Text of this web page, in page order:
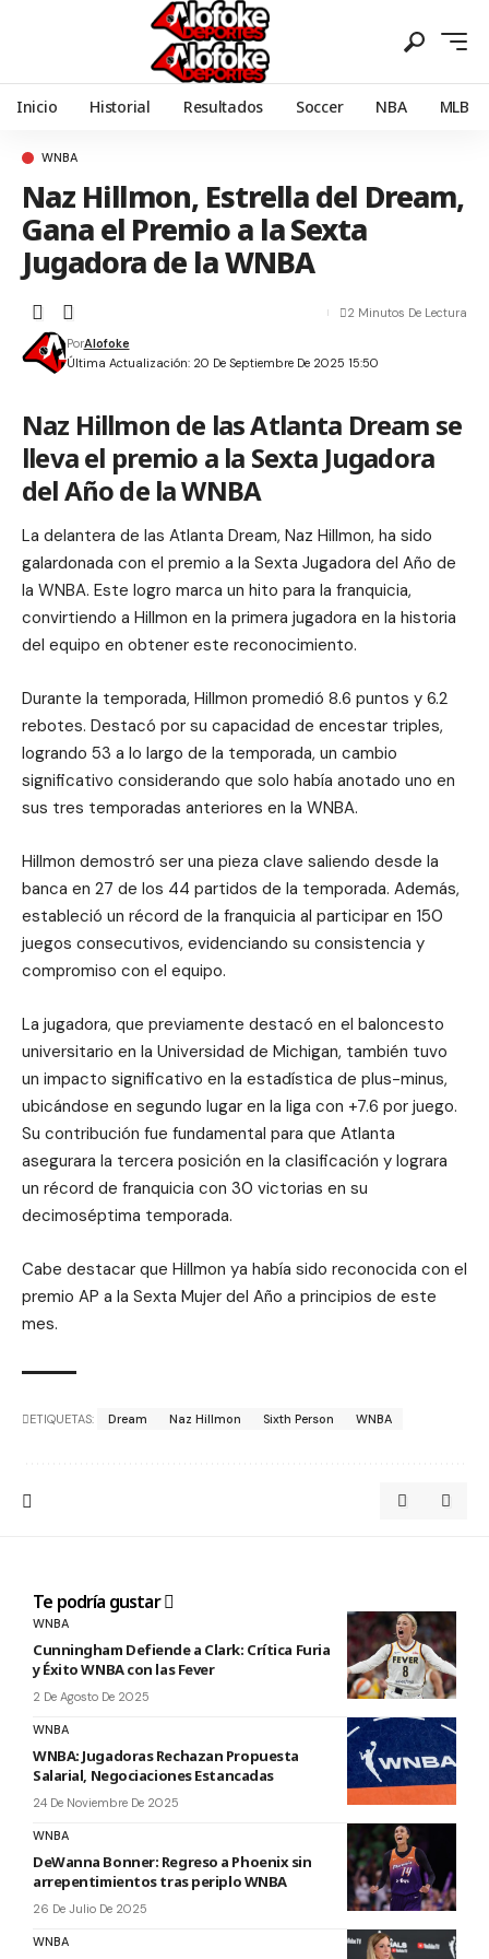
Inicio Historial Resultados Soccer NBA MLB
WNBA
Naz Hillmon, Estrella del Dream,
Gana el Premio a la Sexta
Jugadora de la WNBA
Última Actualización: 20 De Septiembre De 2025 15:50
PorAlofoke
2 Minutos De Lectura
Naz Hillmon de las Atlanta Dream se
lleva el premio a la Sexta Jugadora
del Año de la WNBA
La delantera de las Atlanta Dream, Naz Hillmon, ha sido
galardonada con el premio a la Sexta Jugadora del Año de
la WNBA. Este logro marca un hito para la franquicia,
convirtiendo a Hillmon en la primera jugadora en la historia
del equipo en obtener este reconocimiento.
Durante la temporada, Hillmon promedió 8.6 puntos y 6.2
rebotes. Destacó por su capacidad de encestar triples,
logrando 53 a lo largo de la temporada, un cambio
significativo considerando que solo había anotado uno en
sus tres temporadas anteriores en la WNBA.
Hillmon demostró ser una pieza clave saliendo desde la
banca en 27 de los 44 partidos de la temporada. Además,
estableció un récord de la franquicia al participar en 150
juegos consecutivos, evidenciando su consistencia y
compromiso con el equipo.
La jugadora, que previamente destacó en el baloncesto
universitario en la Universidad de Michigan, también tuvo
un impacto significativo en la estadística de plus-minus,
ubicándose en segundo lugar en la liga con +7.6 por juego.
Su contribución fue fundamental para que Atlanta
asegurara la tercera posición en la clasificación y lograra
un récord de franquicia con 30 victorias en su
decimoséptima temporada.
Cabe destacar que Hillmon ya había sido reconocida con el
premio AP a la Sexta Mujer del Año a principios de este
mes.
ETIQUETAS: Dream Naz Hillmon Sixth Person WNBA
Te podría gustar
WNBA
Cunningham Defiende a Clark: Crítica Furia
y Éxito WNBA con las Fever
2 De Agosto De 2025
WNBA
WNBA: Jugadoras Rechazan Propuesta
Salarial, Negociaciones Estancadas
24 De Noviembre De 2025
WNBA
DeWanna Bonner: Regreso a Phoenix sin
arrepentimientos tras periplo WNBA
26 De Julio De 2025
WNBA